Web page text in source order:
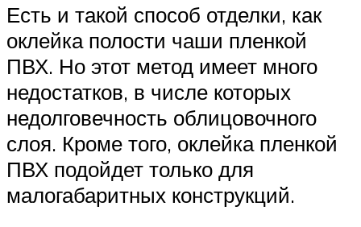
Есть и такой способ отделки, как
оклейка полости чаши пленкой
ПВХ. Но этот метод имеет много
недостатков, в числе которых
недолговечность облицовочного
слоя. Кроме того, оклейка пленкой
ПВХ подойдет только для
малогабаритных конструкций.